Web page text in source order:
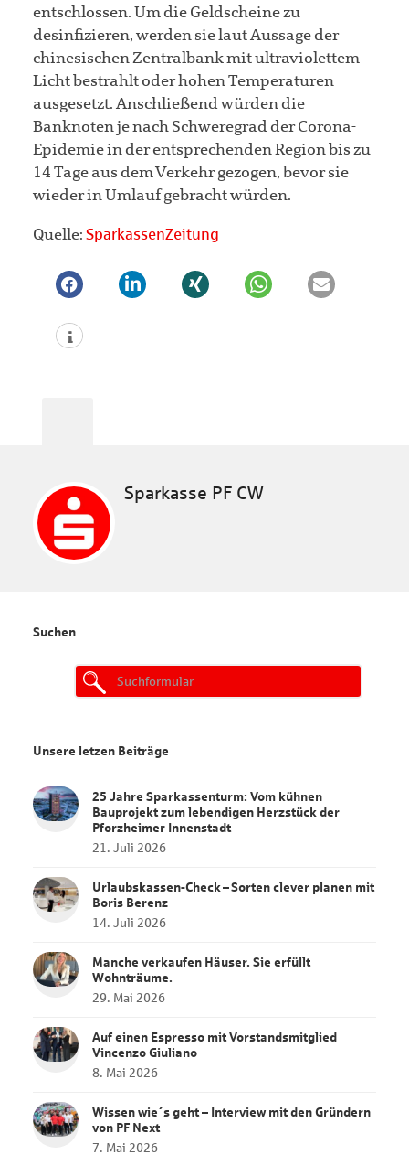
entschlossen. Um die Geldscheine zu
desinfizieren, werden sie laut Aussage der
chinesischen Zentralbank mit ultraviolettem
Licht bestrahlt oder hohen Temperaturen
ausgesetzt. Anschließend würden die
Banknoten je nach Schweregrad der Corona-
Epidemie in der entsprechenden Region bis zu
14 Tage aus dem Verkehr gezogen, bevor sie
wieder in Umlauf gebracht würden.
Quelle: SparkassenZeitung
Sparkasse PF CW
Suchen
Search
Unsere letzen Beiträge
25 Jahre Sparkassenturm: Vom kühnen
Bauprojekt zum lebendigen Herzstück der
Pforzheimer Innenstadt
21. Juli 2026
Urlaubskassen‑Check – Sorten clever planen mit
Boris Berenz
14. Juli 2026
Manche verkaufen Häuser. Sie erfüllt
Wohnträume.
29. Mai 2026
Auf einen Espresso mit Vorstandsmitglied
Vincenzo Giuliano
8. Mai 2026
Wissen wie´s geht – Interview mit den Gründern
von PF Next
7. Mai 2026